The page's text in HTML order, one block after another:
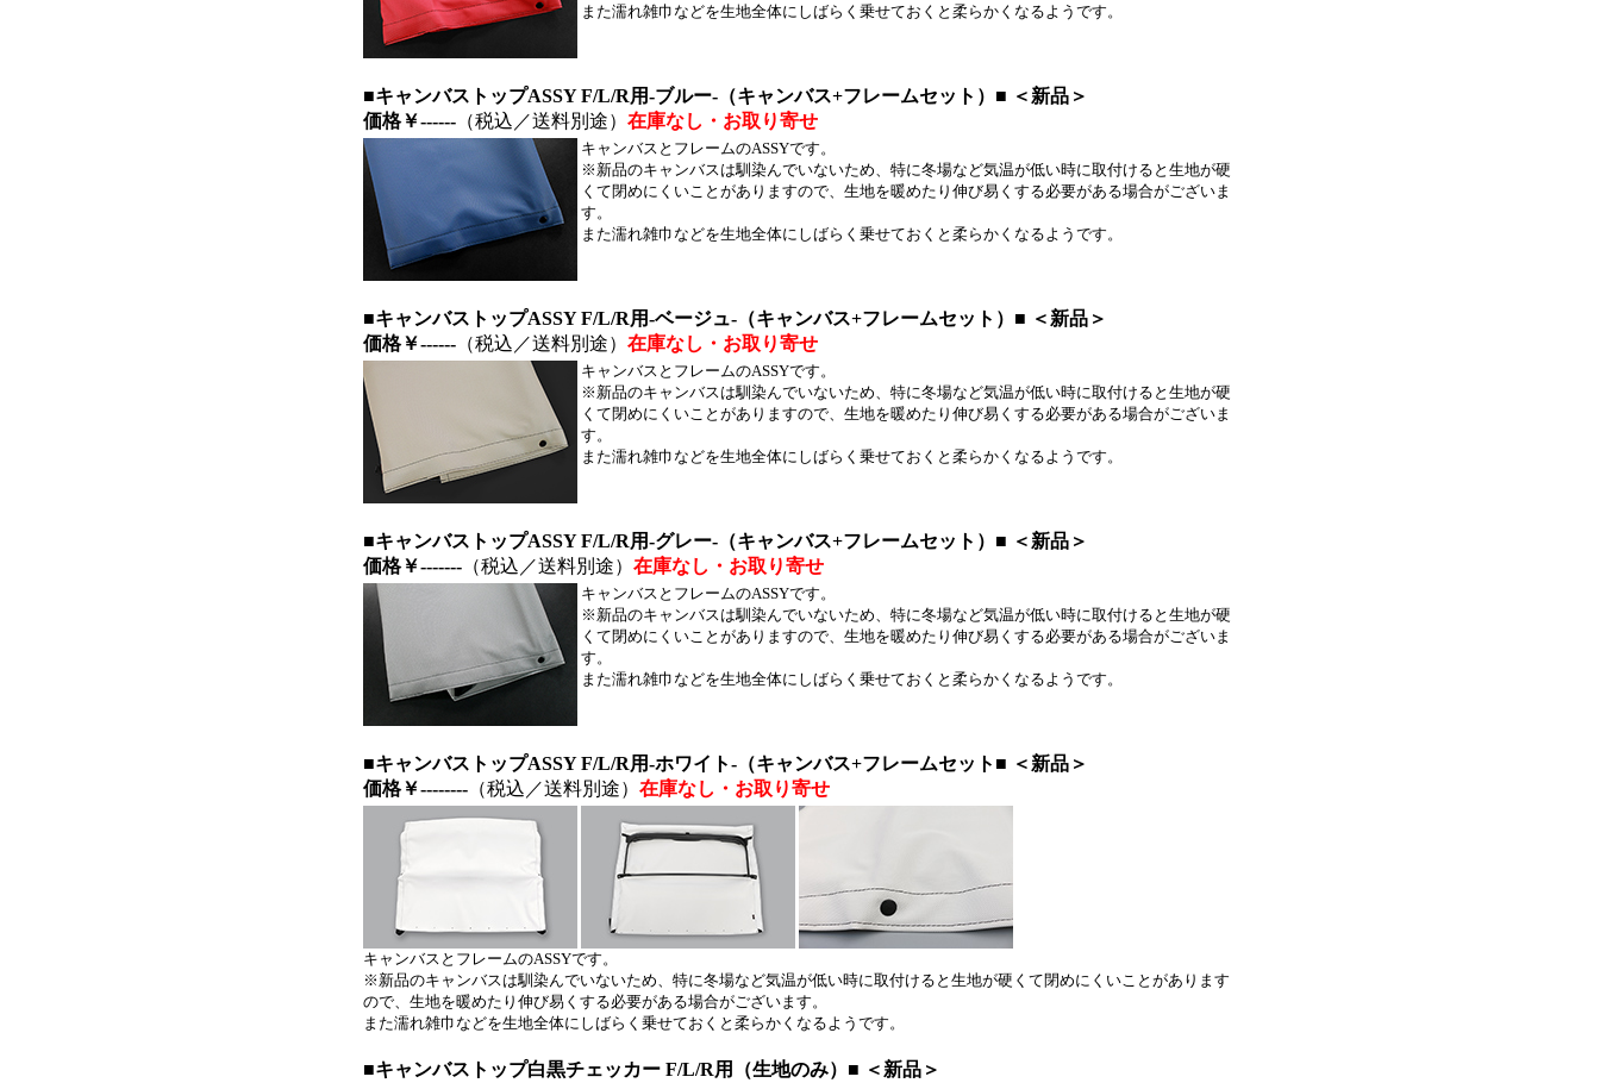
また濡れ雑巾などを生地全体にしばらく乗せておくと柔らかくなるようです。
■キャンバストップASSY F/L/R用-ブルー-（キャンバス+フレームセット）■ ＜新品＞
価格￥------（税込／送料別途） 在庫なし・お取り寄せ
キャンバスとフレームのASSYです。
※新品のキャンバスは馴染んでいないため、特に冬場など気温が低い時に取付けると生地が硬
くて閉めにくいことがありますので、生地を暖めたり伸び易くする必要がある場合がございま
す。
また濡れ雑巾などを生地全体にしばらく乗せておくと柔らかくなるようです。
■キャンバストップASSY F/L/R用-ベージュ-（キャンバス+フレームセット）■ ＜新品＞
価格￥------（税込／送料別途） 在庫なし・お取り寄せ
キャンバスとフレームのASSYです。
※新品のキャンバスは馴染んでいないため、特に冬場など気温が低い時に取付けると生地が硬
くて閉めにくいことがありますので、生地を暖めたり伸び易くする必要がある場合がございま
す。
また濡れ雑巾などを生地全体にしばらく乗せておくと柔らかくなるようです。
■キャンバストップASSY F/L/R用-グレー-（キャンバス+フレームセット）■ ＜新品＞
価格￥-------（税込／送料別途） 在庫なし・お取り寄せ
キャンバスとフレームのASSYです。
※新品のキャンバスは馴染んでいないため、特に冬場など気温が低い時に取付けると生地が硬
くて閉めにくいことがありますので、生地を暖めたり伸び易くする必要がある場合がございま
す。
また濡れ雑巾などを生地全体にしばらく乗せておくと柔らかくなるようです。
■キャンバストップASSY F/L/R用-ホワイト-（キャンバス+フレームセット■ ＜新品＞
価格￥--------（税込／送料別途） 在庫なし・お取り寄せ
キャンバスとフレームのASSYです。
※新品のキャンバスは馴染んでいないため、特に冬場など気温が低い時に取付けると生地が硬くて閉めにくいことがあります
ので、生地を暖めたり伸び易くする必要がある場合がございます。
また濡れ雑巾などを生地全体にしばらく乗せておくと柔らかくなるようです。
■キャンバストップ白黒チェッカー F/L/R用（生地のみ）■ ＜新品＞